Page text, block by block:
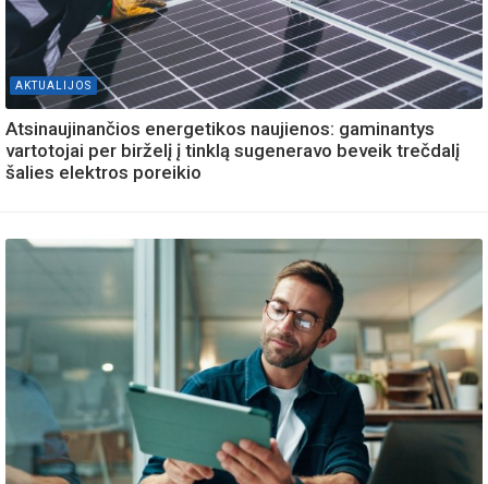
AKTUALIJOS
Atsinaujinančios energetikos naujienos: gaminantys
vartotojai per birželį į tinklą sugeneravo beveik trečdalį
šalies elektros poreikio